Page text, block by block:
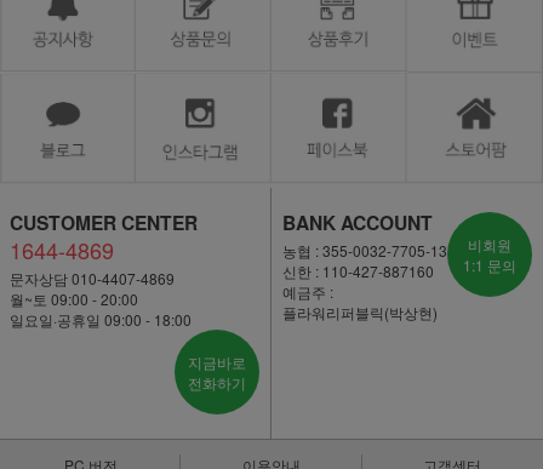
CUSTOMER CENTER
1644-4869
문자상담 010-4407-4869
월~토 09:00 - 20:00
일요일·공휴일 09:00 - 18:00
지금바로
전화하기
BANK ACCOUNT
농협 : 355-0032-7705-13
신한 : 110-427-887160
예금주 :
플라워리퍼블릭(박상현)
비회원
1:1 문의
PC 버전 이용안내 고객센터